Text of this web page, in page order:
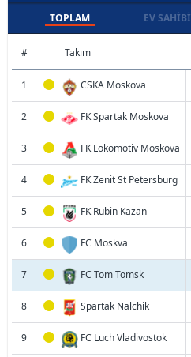
TOPLAM EV SAHIBI
# Takım
1 CSKA Moskova
2 FK Spartak Moskova
3 FK Lokomotiv Moskova
4 FK Zenit St Petersburg
5 FK Rubin Kazan
6 FC Moskva
7 FC Tom Tomsk
8 Spartak Nalchik
9 FC Luch Vladivostok